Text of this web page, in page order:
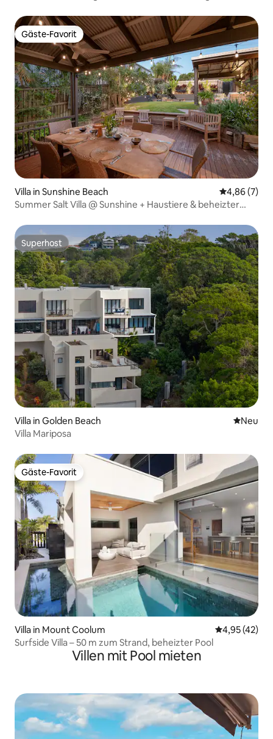
Gäste-Favorit
Gäste-Favorit
Villa in Sunshine Beach
4,86 (7)
Summer Salt Villa @ Sunshine + Haustiere & beheizter
Superhost
Superhost
Villa in Golden Beach Neue
Neu
Villa Mariposa
Gäste-Favorit
Gäste-Favorit
Villa in Mount Coolum
4,95 (42)
Surfside Villa – 50 m zum Strand, beheizter Pool
Villen mit Pool mieten